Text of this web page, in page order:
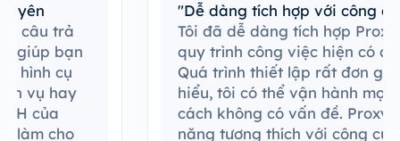
"Dễ dàng tích hợp với công cụ hiện có"
Tôi đã dễ dàng tích hợp ProxySale vào
quy trình công việc hiện có của mình.
Quá trình thiết lập rất đơn giản và dễ
hiểu, tôi có thể vận hành mọi thứ một
cách không có vấn đề. ProxySale có khả
năng tương thích với công cụ hiện có của